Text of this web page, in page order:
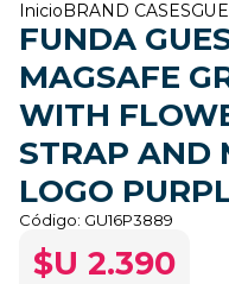
Inicio BRAND CASES
FUNDA
MAGSAFE
WITH
STRAP AND
LOGO
Código: GU16P3889
$U 2.390